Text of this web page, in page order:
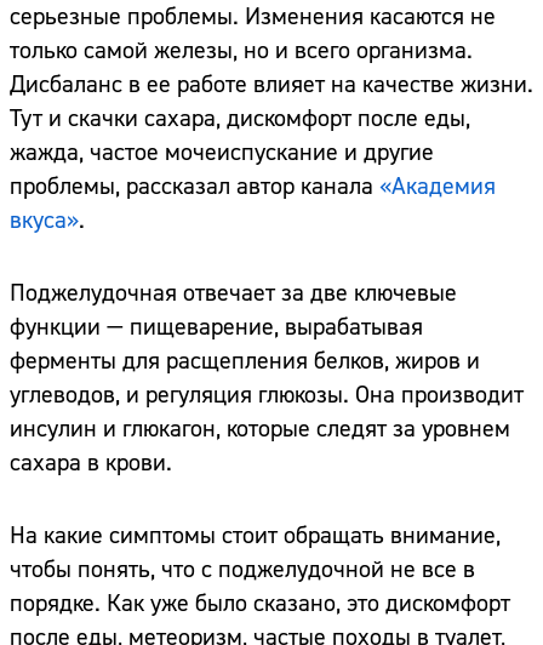
серьезные проблемы. Изменения касаются не
только самой железы, но и всего организма.
Дисбаланс в ее работе влияет на качестве жизни.
Тут и скачки сахара, дискомфорт после еды,
жажда, частое мочеиспускание и другие
проблемы, рассказал автор канала «Академия
вкуса».
Поджелудочная отвечает за две ключевые
функции — пищеварение, вырабатывая
ферменты для расщепления белков, жиров и
углеводов, и регуляция глюкозы. Она производит
инсулин и глюкагон, которые следят за уровнем
сахара в крови.
На какие симптомы стоит обращать внимание,
чтобы понять, что с поджелудочной не все в
порядке. Как уже было сказано, это дискомфорт
после еды, метеоризм, частые походы в туалет,